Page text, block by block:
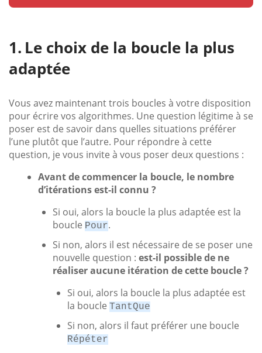
Le choix de la boucle la plus
adaptée
Vous avez maintenant trois boucles à votre disposition
pour écrire vos algorithmes. Une question légitime à se
poser est de savoir dans quelles situations préférer
l’une plutôt que l’autre. Pour répondre à cette
question, je vous invite à vous poser deux questions :
Avant de commencer la boucle, le nombre
d’itérations est-il connu ?
Si oui, alors la boucle la plus adaptée est la
boucle Pour.
Si non, alors il est nécessaire de se poser une
nouvelle question : est-il possible de ne
réaliser aucune itération de cette boucle ?
Si oui, alors la boucle la plus adaptée est
la boucle TantQue
Si non, alors il faut préférer une boucle
Répéter